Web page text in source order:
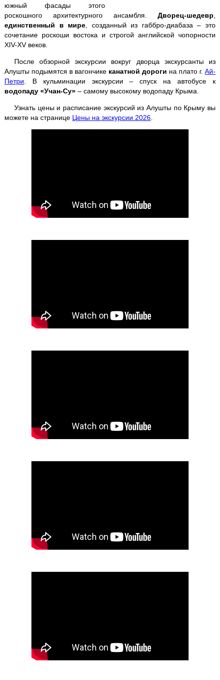
Севастополь
+ Херсонес
Севастополь + 35-ая батарея
Судак + Новый Свет
"Тайган" - парк львов
Дегустацияв Массандре
Мыс Фиолент
южный фасады этого
роскошного архитектурного ансамбля.Дворец-шедевр
единственный в мире , созданный из габбро-диабаза – это
сочетание роскоши востока и строгой английской чопорности
XIV-XV веков.
После обзорной экскурсии вокруг дворца экскурсанты из
Алушты подымятся в вагончике канатной дороги на плато г.Ай-
Петри . В кульминации экскурсии – спуск на автобусе к
водопаду «Учан-Су»– самому высокому водопаду Крыма.
Узнать цены и расписание экскурсий из Алушты по Крыму вы
можете на странице Цены на экскурсии 2026.